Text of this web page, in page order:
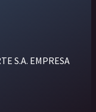
S.A. EMPRESA